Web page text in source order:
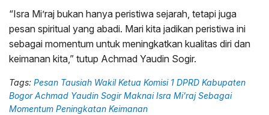
“Isra Mi’raj bukan hanya peristiwa sejarah, tetapi juga
pesan spiritual yang abadi. Mari kita jadikan peristiwa ini
sebagai momentum untuk meningkatkan kualitas diri dan
keimanan kita,” tutup Achmad Yaudin Sogir.
Tags: Pesan Tausiah Wakil Ketua Komisi 1 DPRD Kabupaten
Bogor Achmad Yaudin Sogir Maknai Isra Mi'raj Sebagai
Momentum Peningkatan Keimanan